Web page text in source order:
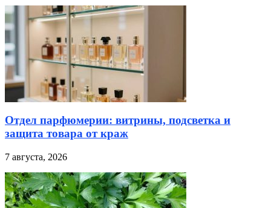
Отдел парфюмерии: витрины, подсветка и
защита товара от краж
7 августа, 2026